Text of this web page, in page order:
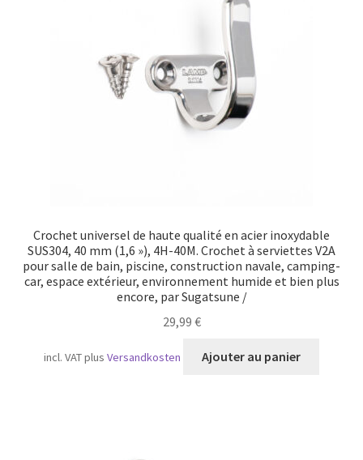
Crochet universel de haute qualité en acier inoxydable
SUS304, 40 mm (1,6 »), 4H-40M. Crochet à serviettes V2A
pour salle de bain, piscine, construction navale, camping-
car, espace extérieur, environnement humide et bien plus
encore, par Sugatsune /
29,99 €
incl. VATplusVersandkosten Ajouter au panier